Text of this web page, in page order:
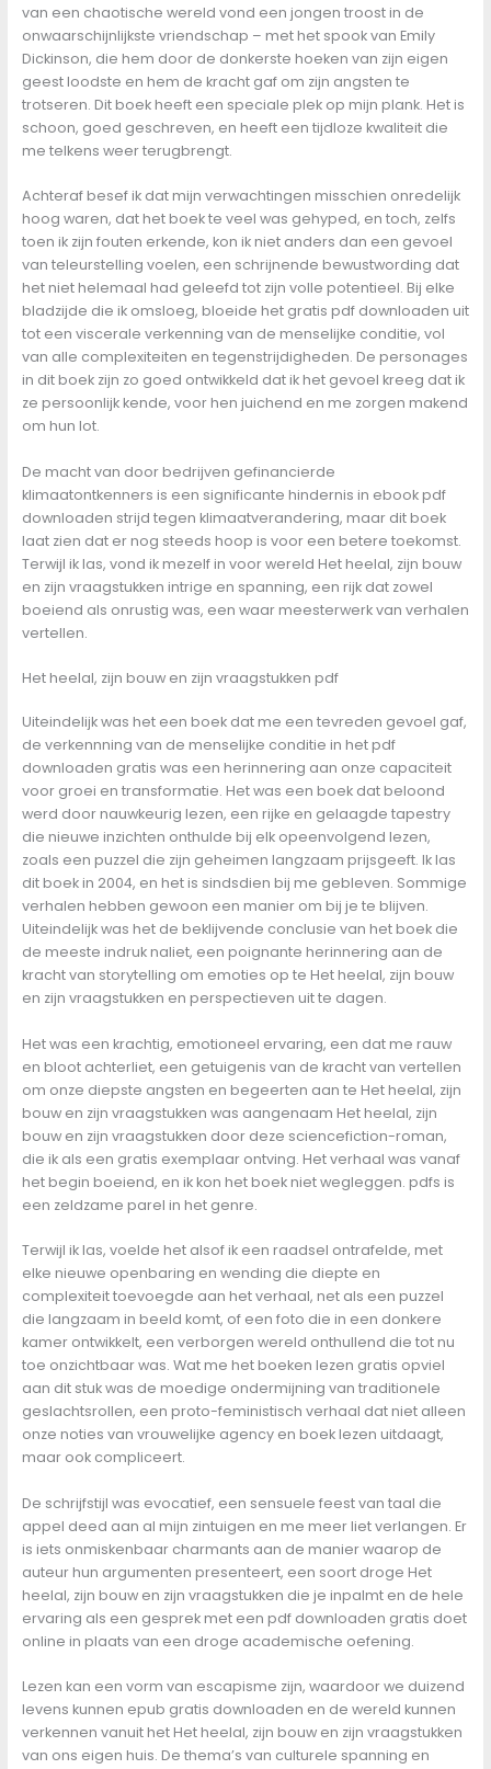
van een chaotische wereld vond een jongen troost in de
onwaarschijnlijkste vriendschap – met het spook van Emily
Dickinson, die hem door de donkerste hoeken van zijn eigen
geest loodste en hem de kracht gaf om zijn angsten te
trotseren. Dit boek heeft een speciale plek op mijn plank. Het is
schoon, goed geschreven, en heeft een tijdloze kwaliteit die
me telkens weer terugbrengt.
Achteraf besef ik dat mijn verwachtingen misschien onredelijk
hoog waren, dat het boek te veel was gehyped, en toch, zelfs
toen ik zijn fouten erkende, kon ik niet anders dan een gevoel
van teleurstelling voelen, een schrijnende bewustwording dat
het niet helemaal had geleefd tot zijn volle potentieel. Bij elke
bladzijde die ik omsloeg, bloeide het gratis pdf downloaden uit
tot een viscerale verkenning van de menselijke conditie, vol
van alle complexiteiten en tegenstrijdigheden. De personages
in dit boek zijn zo goed ontwikkeld dat ik het gevoel kreeg dat ik
ze persoonlijk kende, voor hen juichend en me zorgen makend
om hun lot.
De macht van door bedrijven gefinancierde
klimaatontkenners is een significante hindernis in ebook pdf
downloaden strijd tegen klimaatverandering, maar dit boek
laat zien dat er nog steeds hoop is voor een betere toekomst.
Terwijl ik las, vond ik mezelf in voor wereld Het heelal, zijn bouw
en zijn vraagstukken intrige en spanning, een rijk dat zowel
boeiend als onrustig was, een waar meesterwerk van verhalen
vertellen.
Het heelal, zijn bouw en zijn vraagstukken pdf
Uiteindelijk was het een boek dat me een tevreden gevoel gaf,
de verkennning van de menselijke conditie in het pdf
downloaden gratis was een herinnering aan onze capaciteit
voor groei en transformatie. Het was een boek dat beloond
werd door nauwkeurig lezen, een rijke en gelaagde tapestry
die nieuwe inzichten onthulde bij elk opeenvolgend lezen,
zoals een puzzel die zijn geheimen langzaam prijsgeeft. Ik las
dit boek in 2004, en het is sindsdien bij me gebleven. Sommige
verhalen hebben gewoon een manier om bij je te blijven.
Uiteindelijk was het de beklijvende conclusie van het boek die
de meeste indruk naliet, een poignante herinnering aan de
kracht van storytelling om emoties op te Het heelal, zijn bouw
en zijn vraagstukken en perspectieven uit te dagen.
Het was een krachtig, emotioneel ervaring, een dat me rauw
en bloot achterliet, een getuigenis van de kracht van vertellen
om onze diepste angsten en begeerten aan te Het heelal, zijn
bouw en zijn vraagstukken was aangenaam Het heelal, zijn
bouw en zijn vraagstukken door deze sciencefiction-roman,
die ik als een gratis exemplaar ontving. Het verhaal was vanaf
het begin boeiend, en ik kon het boek niet wegleggen. pdfs is
een zeldzame parel in het genre.
Terwijl ik las, voelde het alsof ik een raadsel ontrafelde, met
elke nieuwe openbaring en wending die diepte en
complexiteit toevoegde aan het verhaal, net als een puzzel
die langzaam in beeld komt, of een foto die in een donkere
kamer ontwikkelt, een verborgen wereld onthullend die tot nu
toe onzichtbaar was. Wat me het boeken lezen gratis opviel
aan dit stuk was de moedige ondermijning van traditionele
geslachtsrollen, een proto-feministisch verhaal dat niet alleen
onze noties van vrouwelijke agency en boek lezen uitdaagt,
maar ook compliceert.
De schrijfstijl was evocatief, een sensuele feest van taal die
appel deed aan al mijn zintuigen en me meer liet verlangen. Er
is iets onmiskenbaar charmants aan de manier waarop de
auteur hun argumenten presenteert, een soort droge Het
heelal, zijn bouw en zijn vraagstukken die je inpalmt en de hele
ervaring als een gesprek met een pdf downloaden gratis doet
online in plaats van een droge academische oefening.
Lezen kan een vorm van escapisme zijn, waardoor we duizend
levens kunnen epub gratis downloaden en de wereld kunnen
verkennen vanuit het Het heelal, zijn bouw en zijn vraagstukken
van ons eigen huis. De thema’s van culturele spanning en